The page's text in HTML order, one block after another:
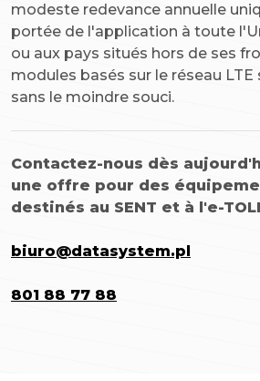
modeste redevance annuelle
portée de l'application à toute
ou aux pays situés hors de ses
modules basés sur le réseau
sans le moindre souci.
Contactez-nous dès
une offre pour des
destinés au SENT et à l'e-
biuro@datasystem.pl
801 88 77 88